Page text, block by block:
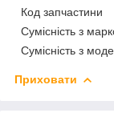
Код запчастини
Сумісність з
Сумісність з
Приховати